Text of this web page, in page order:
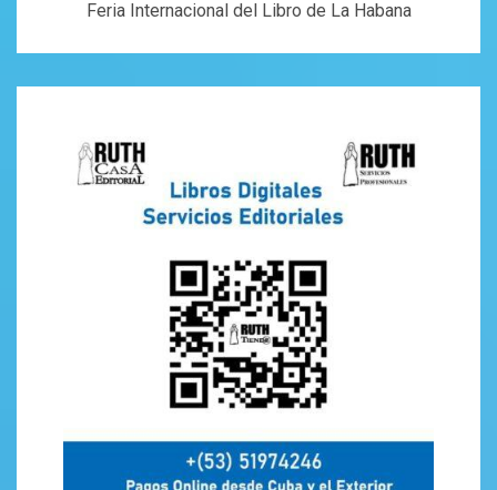
Feria Internacional del Libro de La Habana